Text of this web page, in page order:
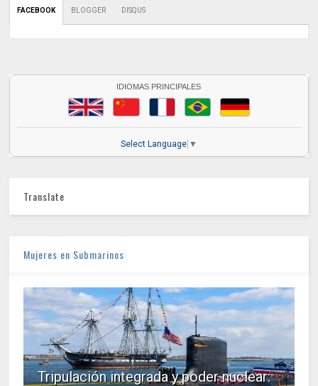
FACEBOOK BLOGGER DISQUS
IDIOMAS PRINCIPALES
Select Language ▼
Translate
Mujeres en Submarinos
Tripulación integrada y poder nuclear: